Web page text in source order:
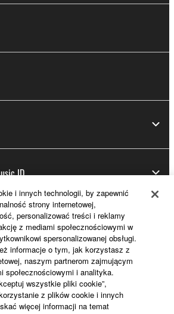
ID
i innych technologii, by zapewnić
strony internetowej,
personalizować treści i reklamy
z mediami społecznościowymi w
spersonalizowanej obsługi.
informacje o tym, jak korzystasz z
naszym partnerom zajmującym
społecznościowymi i analityka.
wszystkie pliki cookie”,
z plików cookie i innych
więcej informacji na temat